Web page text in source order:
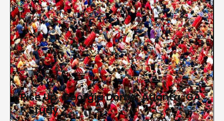
York, LVMH y Tiffany & Co. Más recientemente, Rose
su arte ha sido presentado en una retrospectiva
en la prestigiosa La Maison de La Photographie,
Lille, Francia.
Rise Up, Georgia Dome, Atlanta, GA
- Study 2